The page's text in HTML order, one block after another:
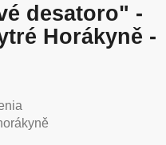
desatoro" -
Horákyně -